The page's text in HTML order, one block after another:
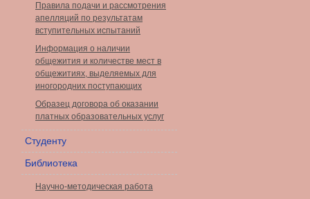
Правила подачи и рассмотрения
апелляций по результатам
вступительных испытаний
Информация о наличии
общежития и количестве мест в
общежитиях, выделяемых для
иногородних поступающих
Образец договора об оказании
платных образовательных услуг
Студенту
Библиотека
Научно-методическая работа